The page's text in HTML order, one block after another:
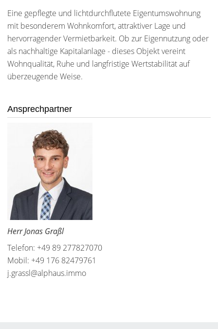
Eine gepflegte und lichtdurchflutete Eigentumswohnung
mit besonderem Wohnkomfort, attraktiver Lage und
hervorragender Vermietbarkeit. Ob zur Eigennutzung oder
als nachhaltige Kapitalanlage - dieses Objekt vereint
Wohnqualität, Ruhe und langfristige Wertstabilität auf
überzeugende Weise.
Ansprechpartner
Herr Jonas Graßl
Telefon: +49 89 277827070
Mobil: +49 176 82479761
j.grassl@alphaus.immo